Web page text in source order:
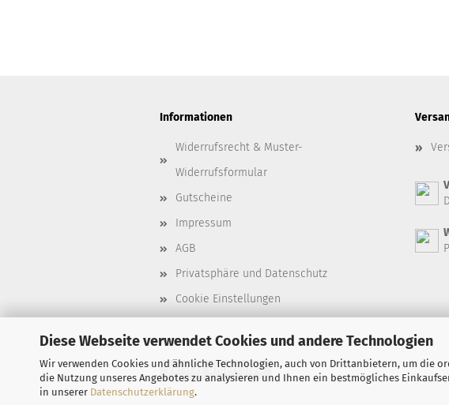
Diese Webseite verwendet Cookies und andere Technologien
Wir verwenden Cookies und ähnliche Technologien, auch von Drittanbietern, um die
die Nutzung unseres Angebotes zu analysieren und Ihnen ein bestmögliches
in unserer Datenschutzerklärung.
Informationen
Widerrufsrecht & Muster-
Widerrufsformular
Gutscheine
Impressum
AGB
Privatsphäre und Datenschutz
Cookie Einstellungen
Vertrag widerrufen